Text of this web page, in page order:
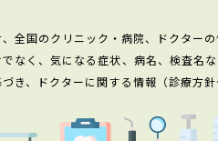
全国のクリニック・病院、ドクター
く、気になる症状、病名、検査名
き、ドクターに関する情報（診療方